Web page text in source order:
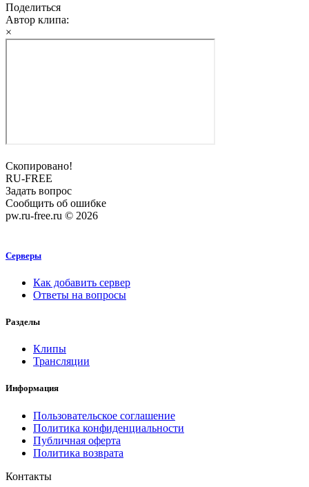
Поделиться
Автор клипа:
×
Скопировано!
RU-FREE
Задать вопрос
Сообщить об ошибке
pw.ru-free.ru © 2026
Серверы
Как добавить сервер
Ответы на вопросы
Разделы
Клипы
Трансляции
Информация
Пользовательское соглашение
Политика конфиденциальности
Публичная оферта
Политика возврата
Контакты